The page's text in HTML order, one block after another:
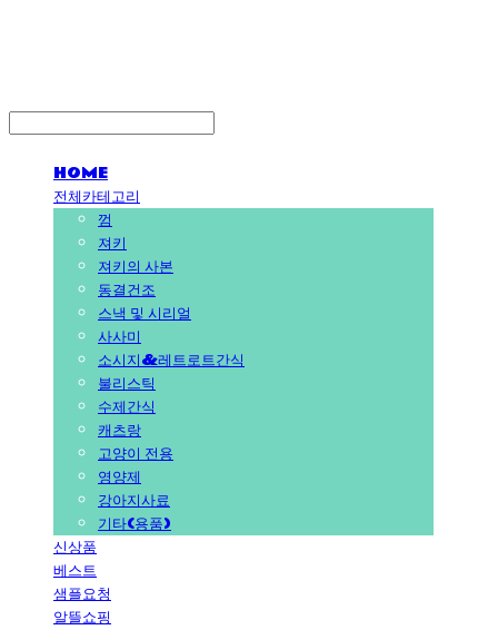
HOME
전체카테고리
껌
져키
져키의 사본
동결건조
스낵 및 시리얼
사사미
소시지&레트로트간식
불리스틱
수제간식
캐츠랑
고양이 전용
영양제
강아지사료
기타(용품)
신상품
베스트
샘플요청
알뜰쇼핑